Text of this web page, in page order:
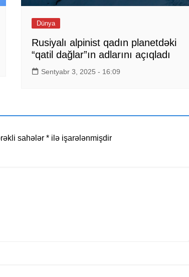
Dünya
Rusiyalı alpinist qadın planetdəki
“qatil dağlar”ın adlarını açıqladı
Sentyabr 3, 2025 - 16:09
sahələr * ilə işarələnmişdir